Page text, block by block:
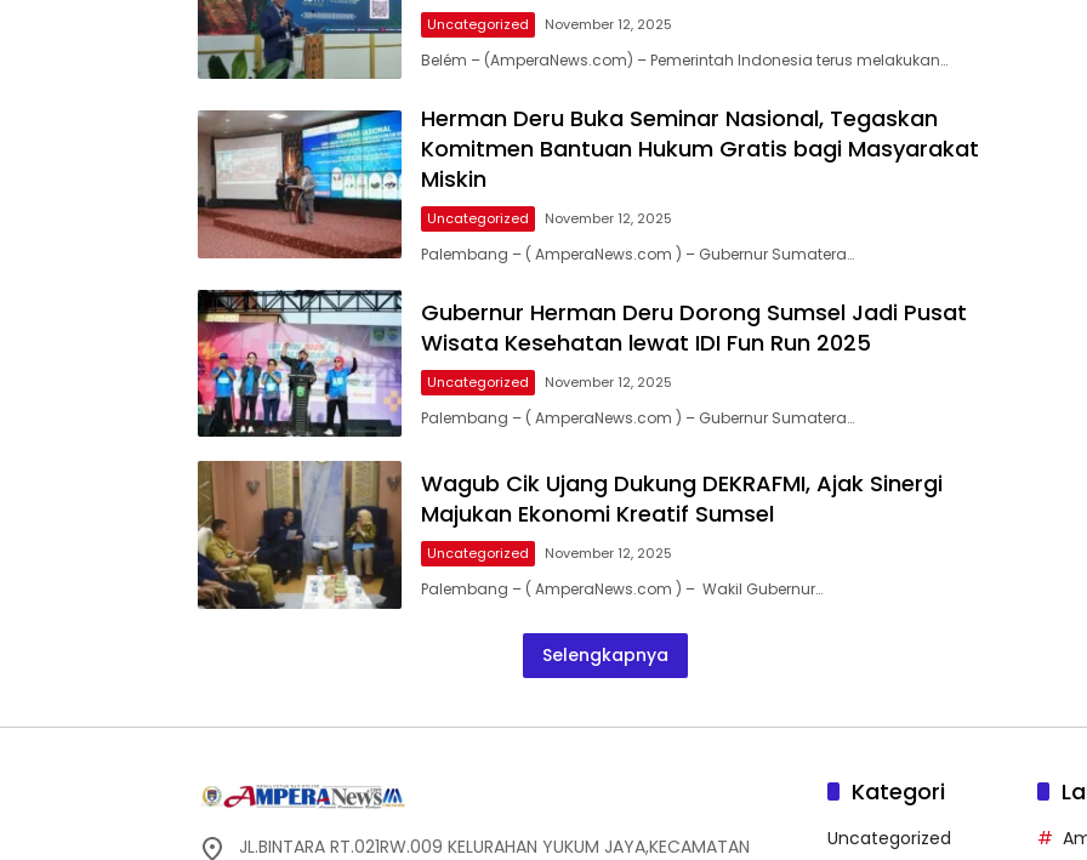
Uncategorized November 12, 2025
Belém – (AmperaNews.com) – Pemerintah Indonesia terus melakukan…
Herman Deru Buka Seminar Nasional, Tegaskan
Komitmen Bantuan Hukum Gratis bagi Masyarakat
Miskin
Uncategorized November 12, 2025
Palembang – ( AmperaNews.com ) – Gubernur Sumatera…
Gubernur Herman Deru Dorong Sumsel Jadi Pusat
Wisata Kesehatan lewat IDI Fun Run 2025
Uncategorized November 12, 2025
Palembang – ( AmperaNews.com ) – Gubernur Sumatera…
Wagub Cik Ujang Dukung DEKRAFMI, Ajak Sinergi
Majukan Ekonomi Kreatif Sumsel
Uncategorized November 12, 2025
Palembang – ( AmperaNews.com ) – Wakil Gubernur…
Selengkapnya
JL.BINTARA RT.021RW.009 KELURAHAN YUKUM JAYA,KECAMATAN
Kategori
Uncategorized